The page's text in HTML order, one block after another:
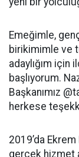
Emeğimle,
birikimimle ve
adaylığım için
başlıyorum.
Başkanımız
herkese
2019’da
gerçek hizmet